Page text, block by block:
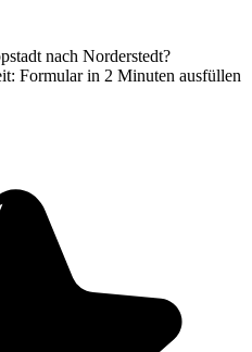
nach Norderstedt?
Formular in 2 Minuten ausfüllen